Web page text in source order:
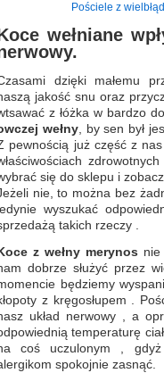
Pościele z
wełniane
dzięki małemu
jakość snu oraz
z łóżka w bardzo
wełny, by sen był
pewnością już część z
się do sklepu i
nie, to można bez
wyszukać
takich rzeczy .
z wełny merynos
dobrze służyć przez
będziemy
z kręgosłupem .
układ nerwowy , a
temperaturę
coś uczulonym , gdyż
spokojnie zasnąć.